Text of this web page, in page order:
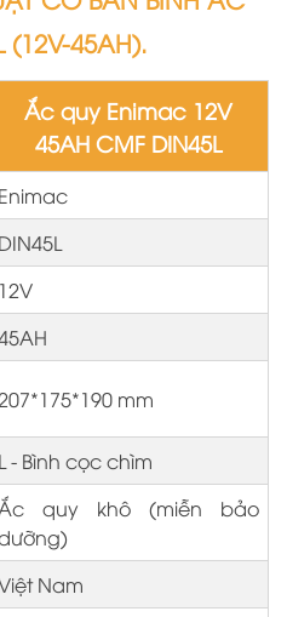
(12V-45AH).
Ắc quy Enimac 12V
45AH CMF DIN45L
Enimac
DIN45L
12V
mm
L - Bình cọc chìm
quy khô (miễn bảo
Nam